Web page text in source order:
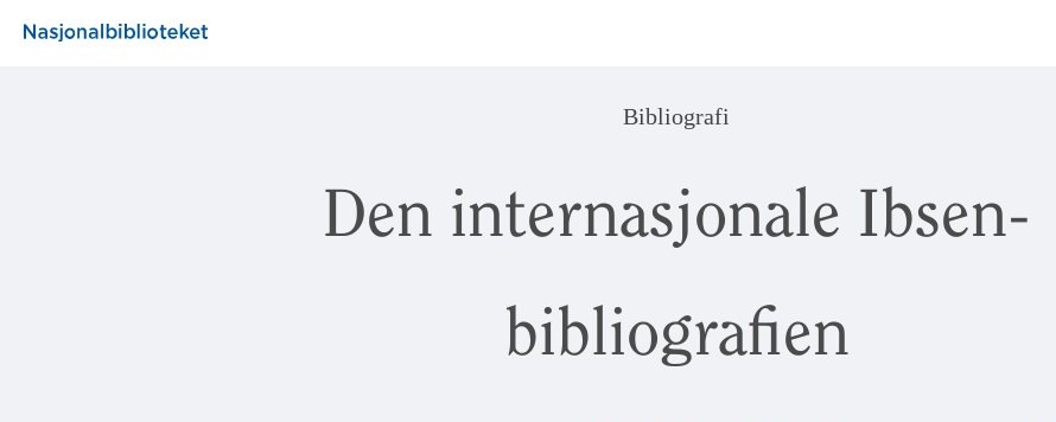
Bibliografi
Den internasjonale Ibsen-
bibliografien